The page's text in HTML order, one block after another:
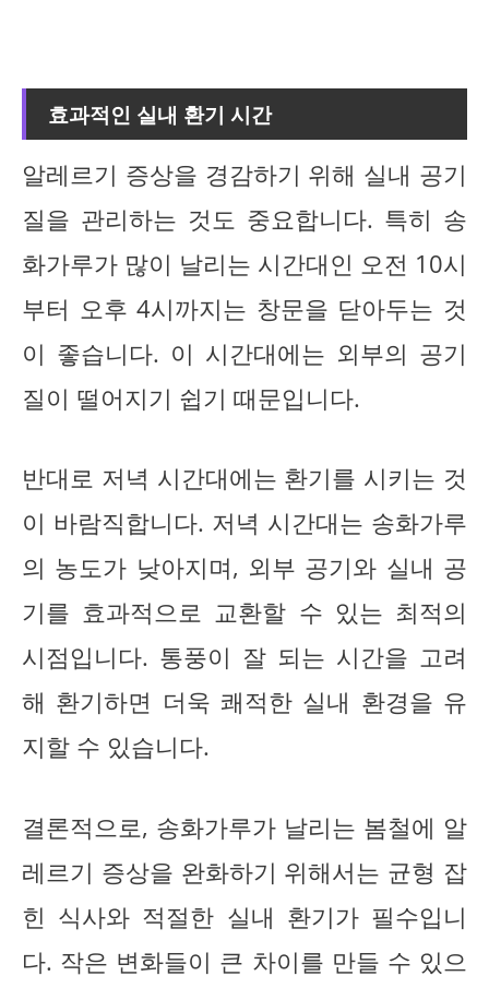
효과적인 실내 환기 시간
알레르기 증상을 경감하기 위해 실내 공기
질을 관리하는 것도 중요합니다. 특히 송
화가루가 많이 날리는 시간대인 오전 10시
부터 오후 4시까지는 창문을 닫아두는 것
이 좋습니다. 이 시간대에는 외부의 공기
질이 떨어지기 쉽기 때문입니다.
반대로 저녁 시간대에는 환기를 시키는 것
이 바람직합니다. 저녁 시간대는 송화가루
의 농도가 낮아지며, 외부 공기와 실내 공
기를 효과적으로 교환할 수 있는 최적의
시점입니다. 통풍이 잘 되는 시간을 고려
해 환기하면 더욱 쾌적한 실내 환경을 유
지할 수 있습니다.
결론적으로, 송화가루가 날리는 봄철에 알
레르기 증상을 완화하기 위해서는 균형 잡
힌 식사와 적절한 실내 환기가 필수입니
다. 작은 변화들이 큰 차이를 만들 수 있으